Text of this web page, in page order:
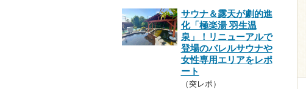
サウナ＆露天が劇的進
化「極楽湯 羽生温
泉」！リニューアルで
登場のバレルサウナや
女性専用エリアをレポ
ート
（突レポ）